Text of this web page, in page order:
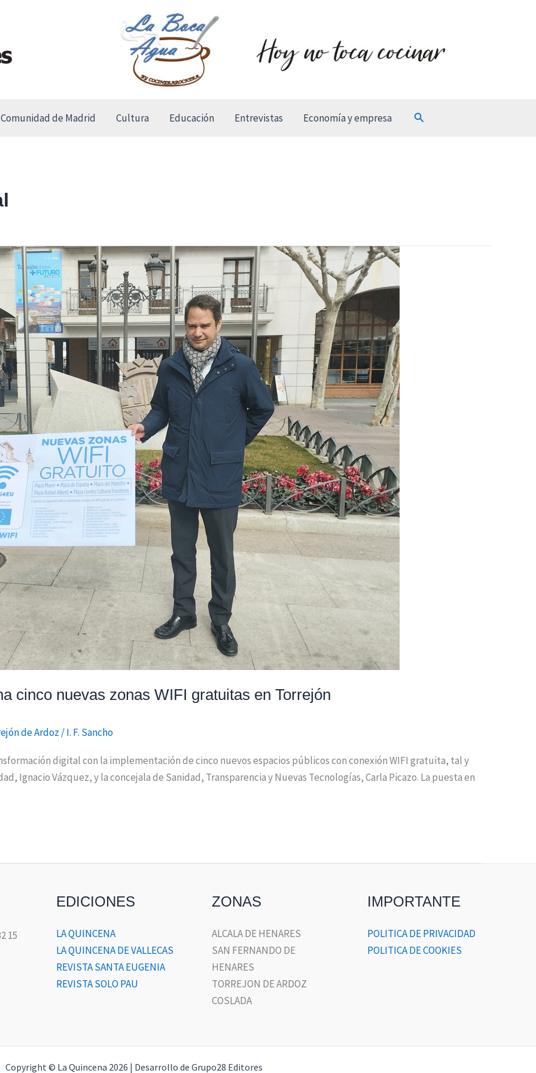
Comunidad de Madrid Cultura Educación Entrevistas Economía y empresa Buscar
cinco nuevas zonas WIFI gratuitas en Torrejón
de Ardoz /I. F. Sancho
digital con la implementación de cinco nuevos espacios públicos con conexión WIFI gratuita, tal y
Ignacio Vázquez, y la concejala de Sanidad, Transparencia y Nuevas Tecnologías, Carla Picazo. La puesta en
15
EDICIONES
LA QUINCENA
LA QUINCENA DE VALLECAS
REVISTA SANTA EUGENIA
REVISTA SOLO PAU
ZONAS
ALCALA DE HENARES
SAN FERNANDO DE
HENARES
TORREJON DE ARDOZ
COSLADA
IMPORTANTE
POLITICA DE PRIVACIDAD
POLITICA DE COOKIES
Copyright © La Quincena 2026 | Desarrollo de Grupo28 Editores